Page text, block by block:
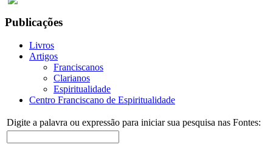
Publicações
Livros
Artigos
Franciscanos
Clarianos
Espiritualidade
Centro Franciscano de Espiritualidade
Digite a palavra ou expressão para iniciar sua pesquisa nas Fontes: